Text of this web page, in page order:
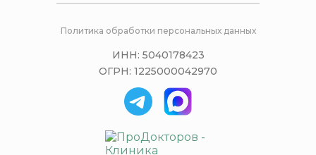
ИНН: 5040178423
ОГРН: 1225000042970
Политика обработки персональных данных